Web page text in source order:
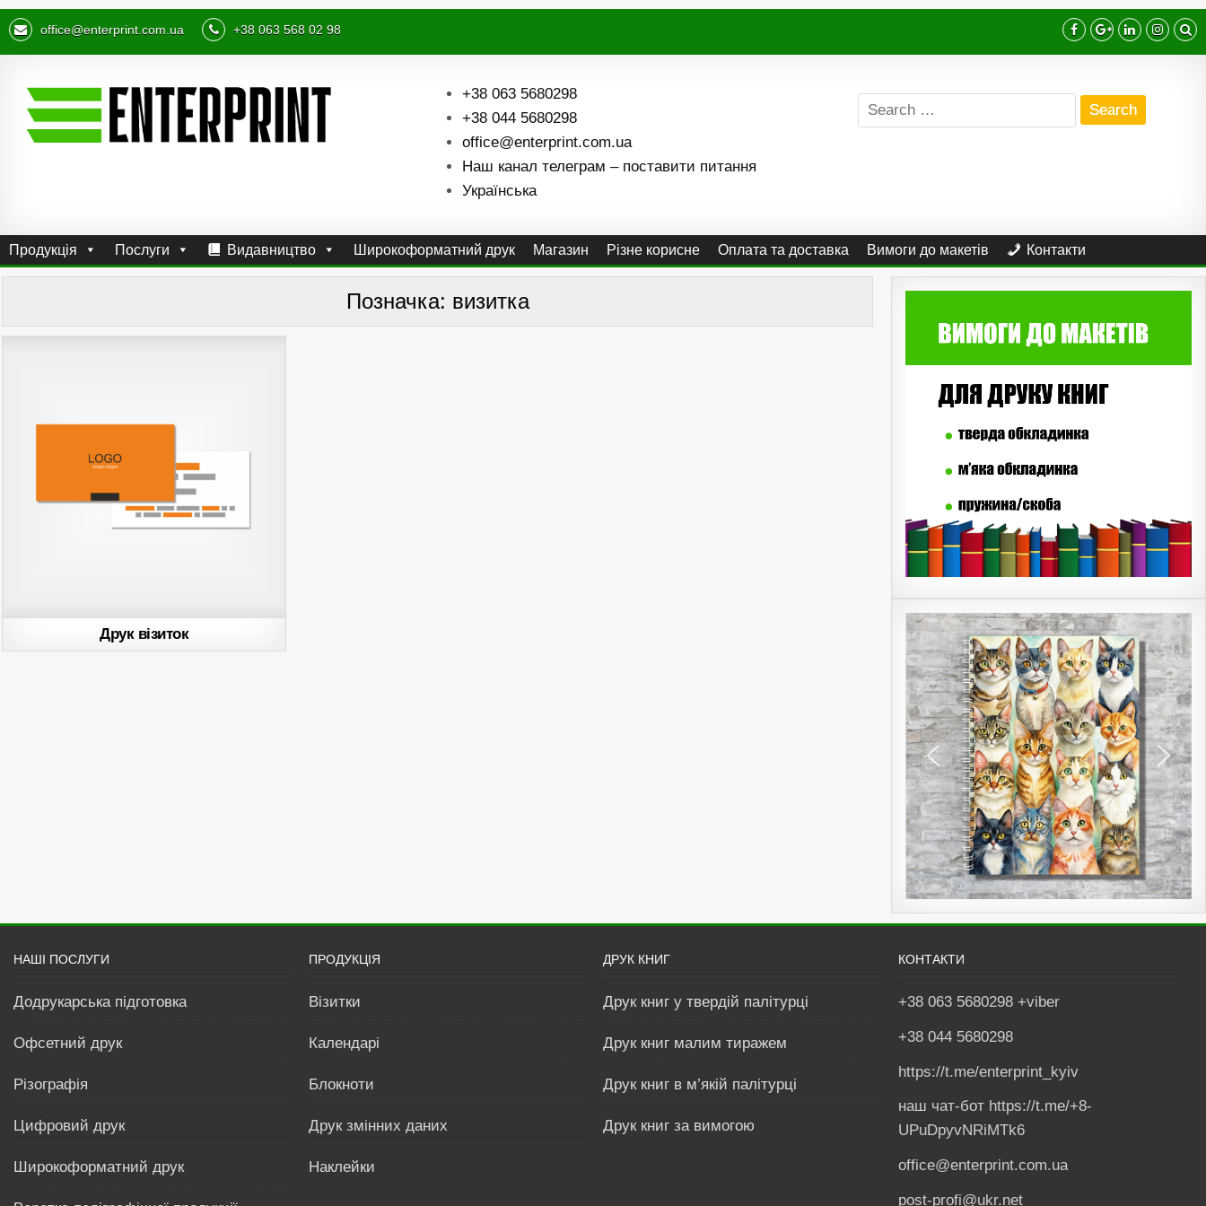
office@enterprint.com.ua +38 063 568 02 98
+38 063 5680298
+38 044 5680298
office@enterprint.com.ua
Наш канал телеграм – поставити питання
Українська
Search
for:
Продукція Послуги Видавництво Широкоформатний друк Магазин Різне корисне Оплата та доставка Вимоги до макетів Контакти
Позначка: визитка
Друк візиток
НАШІ ПОСЛУГИ
Додрукарська підготовка
Офсетний друк
Різографія
Цифровий друк
Широкоформатний друк
ПРОДУКЦІЯ
Візитки
Календарі
Блокноти
Друк змінних даних
Наклейки
ДРУК КНИГ
Друк книг у твердій палітурці
Друк книг малим тиражем
Друк книг в м’якій палітурці
Друк книг за вимогою
КОНТАКТИ
+38 063 5680298 +viber
+38 044 5680298
https://t.me/enterprint_kyiv
наш чат-бот https://t.me/+8-
UPuDpyvNRiMTk6
office@enterprint.com.ua
post-profi@ukr.net